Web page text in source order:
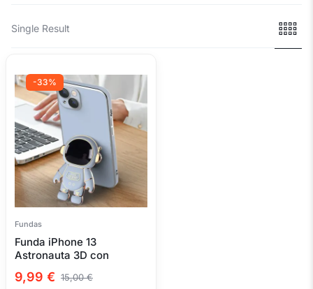
Single Result
-33%
Fundas
Funda iPhone 13
Astronauta 3D con
15,00€
9,99 €